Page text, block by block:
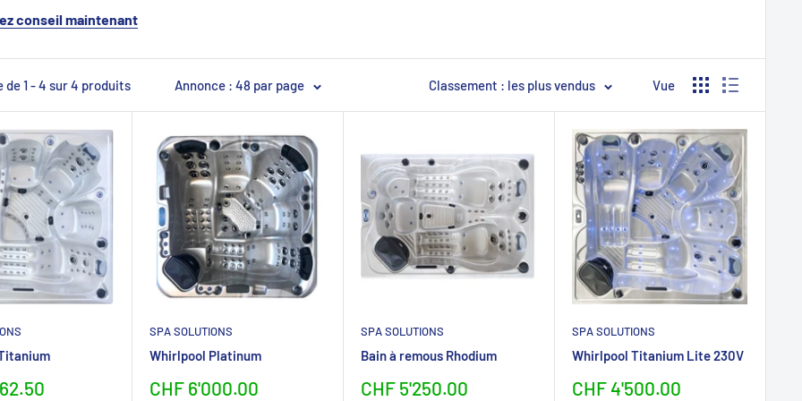
conseil maintenant
de 1 - 4 sur 4 produits Annonce : 48 par page Classement : les plus vendus Vue
SPA SOLUTIONS
Whirlpool Platinum
Sonderpreis
CHF 6'000.00
SPA SOLUTIONS
Bain à remous Rhodium
Sonderpreis
CHF 5'250.00
SPA SOLUTIONS
Whirlpool Titanium Lite 230V
Sonderpreis
CHF 4'500.00